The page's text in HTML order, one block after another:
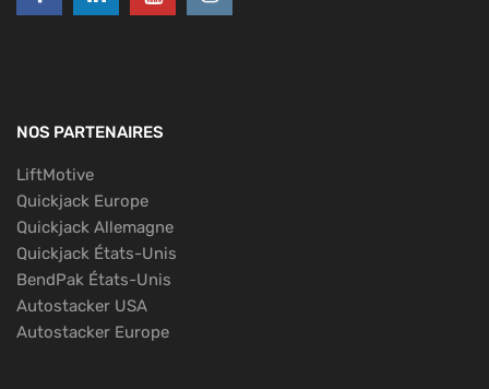
NOS PARTENAIRES
LiftMotive
Quickjack Europe
Quickjack Allemagne
Quickjack États-Unis
BendPak États-Unis
Autostacker USA
Autostacker Europe